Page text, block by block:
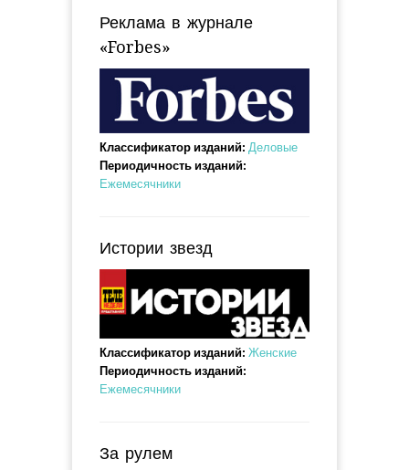
Реклама в журнале
«Forbes»
Классификатор изданий: Деловые
Периодичность изданий:
Ежемесячники
Истории звезд
Классификатор изданий: Женские
Периодичность изданий:
Ежемесячники
За рулем